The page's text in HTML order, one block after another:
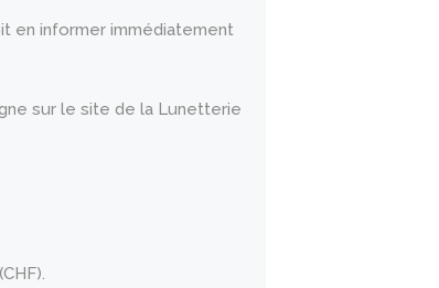
en informer immédiatement
sur le site de la Lunetterie